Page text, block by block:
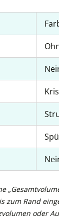
zum Rand
oder